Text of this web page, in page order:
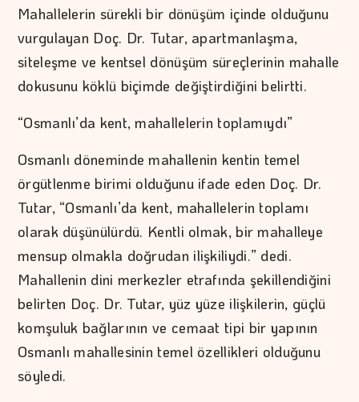
Mahallelerin sürekli bir dönüşüm içinde olduğunu
vurgulayan Doç. Dr. Tutar, apartmanlaşma,
siteleşme ve kentsel dönüşüm süreçlerinin mahalle
dokusunu köklü biçimde değiştirdiğini belirtti.
“Osmanlı’da kent, mahallelerin toplamıydı”
Osmanlı döneminde mahallenin kentin temel
örgütlenme birimi olduğunu ifade eden Doç. Dr.
Tutar, “Osmanlı’da kent, mahallelerin toplamı
olarak düşünülürdü. Kentli olmak, bir mahalleye
mensup olmakla doğrudan ilişkiliydi.” dedi.
Mahallenin dini merkezler etrafında şekillendiğini
belirten Doç. Dr. Tutar, yüz yüze ilişkilerin, güçlü
komşuluk bağlarının ve cemaat tipi bir yapının
Osmanlı mahallesinin temel özellikleri olduğunu
söyledi.